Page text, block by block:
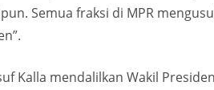
Semua fraksi di MPR
Kalla mendalilkan Wakil